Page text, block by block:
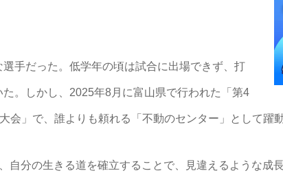
手だった。低学年の頃は試合に出場できず、打
。しかし、2025年8月に富山県で行われた「第4
会」で、誰よりも頼れる「不動のセンター」として躍動
分の生きる道を確立することで、見違えるような成